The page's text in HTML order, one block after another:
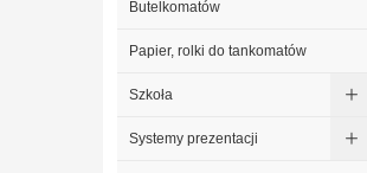
Butelkomatów
Papier, rolki do tankomatów
Szkoła
Systemy prezentacji